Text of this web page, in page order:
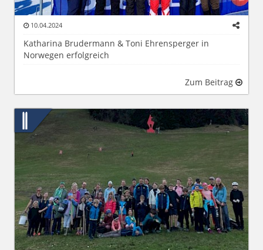
10.04.2024
Katharina Brudermann & Toni Ehrensperger in
Norwegen erfolgreich
Zum Beitrag